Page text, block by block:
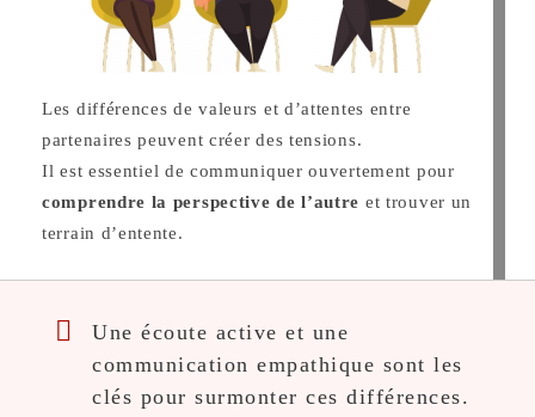
Les différences de valeurs et d’attentes entre
partenaires peuvent créer des tensions.
Il est essentiel de communiquer ouvertement pour
comprendre la perspective de l’autre et trouver un
terrain d’entente.
Une écoute active et une
communication empathique sont les
clés pour surmonter ces différences.